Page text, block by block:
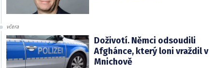
včera
Doživotí. Němci odsoudili
Afghánce, který loni vraždil v
Mnichově